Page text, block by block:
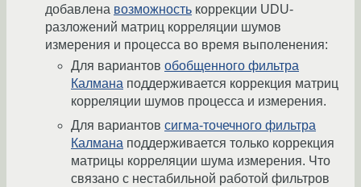
добавлена возможность коррекции UDU-
разложений матриц корреляции шумов
измерения и процесса во время выполенения:
Для вариантов обобщенного фильтра
Калмана поддерживается коррекция матриц
корреляции шумов процесса и измерения.
Для вариантов сигма-точечного фильтра
Калмана поддерживается только коррекция
матрицы корреляции шума измерения. Что
связано с нестабильной работой фильтров